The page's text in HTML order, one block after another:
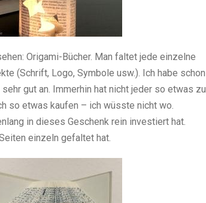
Origami-Bücher. Man faltet jede einzelne
(Schrift, Logo, Symbole usw.). Ich habe schon
gut an. Immerhin hat nicht jeder so etwas zu
so etwas kaufen – ich wüsste nicht wo.
in dieses Geschenk rein investiert hat.
einzeln gefaltet hat.